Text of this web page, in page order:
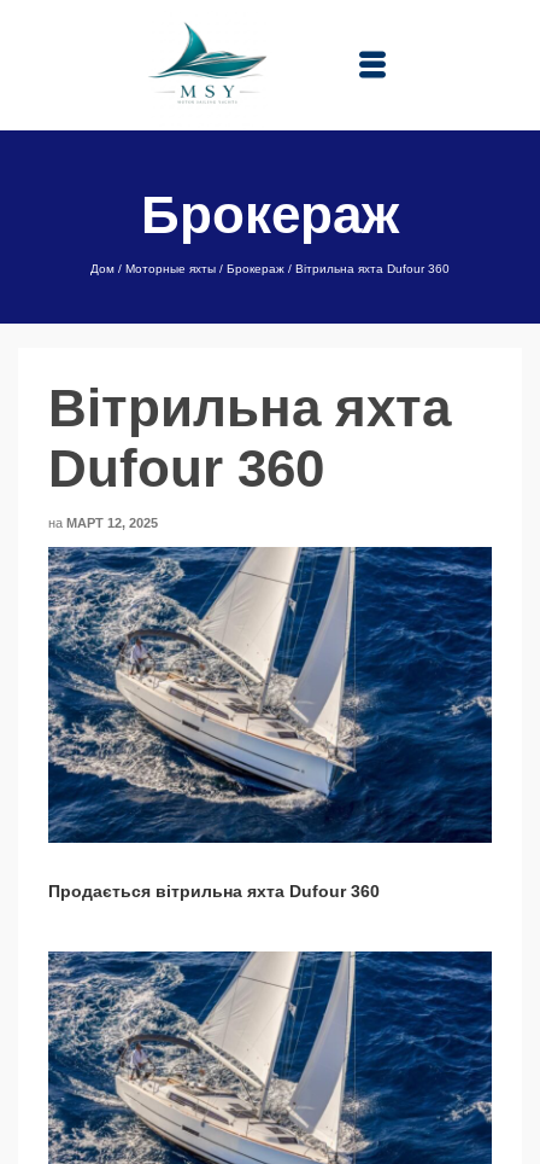
Брокераж
Дом / Моторные яхты / Брокераж / Вітрильна яхта Dufour 360
Вітрильна яхта
Dufour 360
на МАРТ 12, 2025
Продається вітрильна яхта Dufour 360